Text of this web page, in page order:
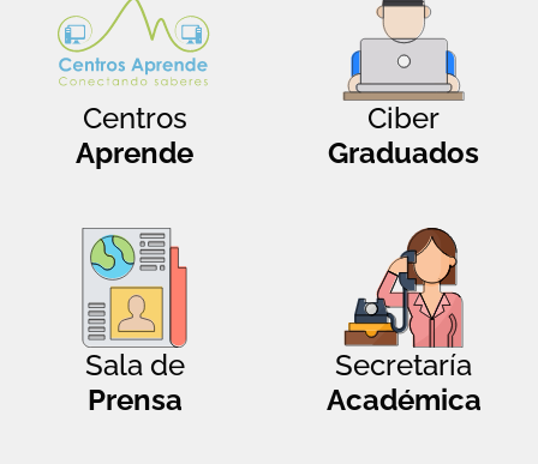
Centros
Aprende
Ciber
Graduados
Sala de
Prensa
Secretaría
Académica